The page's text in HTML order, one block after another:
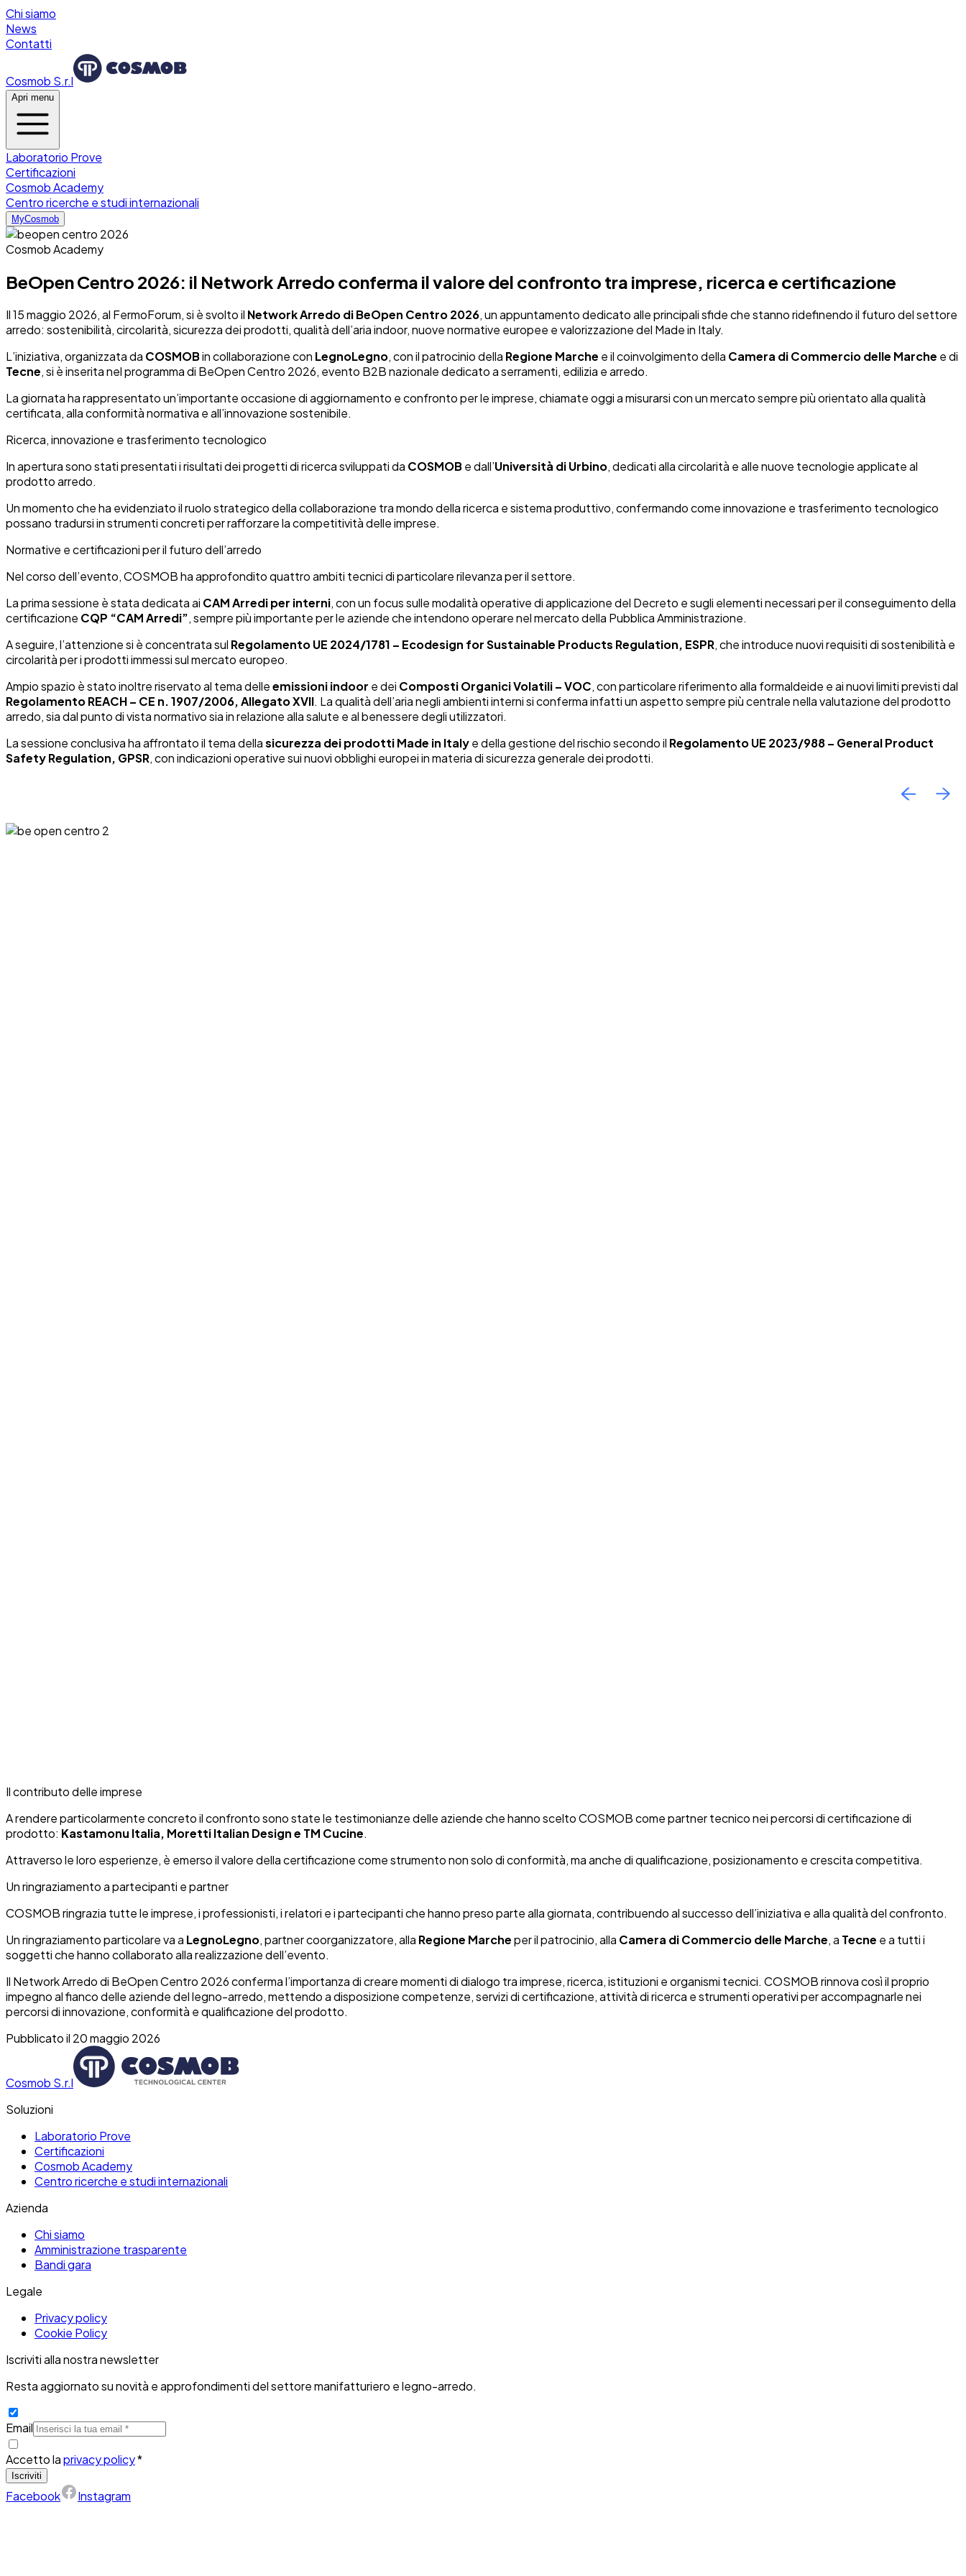
Chi siamo
News
Contatti
Cosmob S.r.l
Apri menu
Laboratorio Prove
Certificazioni
Cosmob Academy
Centro ricerche e studi internazionali
MyCosmob
Cosmob Academy
BeOpen Centro 2026: il Network Arredo conferma il valore del confronto tra imprese, ricerca e certificazione
Il 15 maggio 2026, al FermoForum, si è svolto il Network Arredo di BeOpen Centro 2026, un appuntamento dedicato alle principali sfide che stanno ridefinendo il futuro del settore
arredo: sostenibilità, circolarità, sicurezza dei prodotti, qualità dell’aria indoor, nuove normative europee e valorizzazione del Made in Italy.
L’iniziativa, organizzata da COSMOBin collaborazione con LegnoLegno, con il patrocinio della Regione Marche e il coinvolgimento della Camera di Commercio delle Marche e di
Tecne, si è inserita nel programma di BeOpen Centro 2026, evento B2B nazionale dedicato a serramenti, edilizia e arredo.
La giornata ha rappresentato un’importante occasione di aggiornamento e confronto per le imprese, chiamate oggi a misurarsi con un mercato sempre più orientato alla qualità
certificata, alla conformità normativa e all’innovazione sostenibile.
Ricerca, innovazione e trasferimento tecnologico
In apertura sono stati presentati i risultati dei progetti di ricerca sviluppati da COSMOBe dall’Università di Urbino, dedicati alla circolarità e alle nuove tecnologie applicate al
prodotto arredo.
Un momento che ha evidenziato il ruolo strategico della collaborazione tra mondo della ricerca e sistema produttivo, confermando come innovazione e trasferimento tecnologico
possano tradursi in strumenti concreti per rafforzare la competitività delle imprese.
Normative e certificazioni per il futuro dell’arredo
Nel corso dell’evento, COSMOB ha approfondito quattro ambiti tecnici di particolare rilevanza per il settore.
La prima sessione è stata dedicata ai CAM Arredi per interni, con un focus sulle modalità operative di applicazione del Decreto e sugli elementi necessari per il conseguimento della
certificazione CQP “CAM Arredi”, sempre più importante per le aziende che intendono operare nel mercato della Pubblica Amministrazione.
A seguire, l’attenzione si è concentrata sul Regolamento UE 2024/1781 – Ecodesign for Sustainable Products Regulation, ESPR, che introduce nuovi requisiti di sostenibilità e
circolarità per i prodotti immessi sul mercato europeo.
Ampio spazio è stato inoltre riservato al tema delleemissioni indoor e dei Composti Organici Volatili – VOC, con particolare riferimento alla formaldeide e ai nuovi limiti previsti dal
Regolamento REACH – CE n. 1907/2006, Allegato XVII. La qualità dell’aria negli ambienti interni si conferma infatti un aspetto sempre più centrale nella valutazione del prodotto
arredo, sia dal punto di vista normativo sia in relazione alla salute e al benessere degli utilizzatori.
La sessione conclusiva ha affrontato il tema dellasicurezza dei prodotti Made in Italye della gestione del rischio secondo il Regolamento UE 2023/988 – General Product
Safety Regulation, GPSR, con indicazioni operative sui nuovi obblighi europei in materia di sicurezza generale dei prodotti.
Il contributo delle imprese
A rendere particolarmente concreto il confronto sono state le testimonianze delle aziende che hanno scelto COSMOB come partner tecnico nei percorsi di certificazione di
prodotto: Kastamonu Italia, Moretti Italian Design e TM Cucine.
Attraverso le loro esperienze, è emerso il valore della certificazione come strumento non solo di conformità, ma anche di qualificazione, posizionamento e crescita competitiva.
Un ringraziamento a partecipanti e partner
COSMOB ringrazia tutte le imprese, i professionisti, i relatori e i partecipanti che hanno preso parte alla giornata, contribuendo al successo dell’iniziativa e alla qualità del confronto.
Un ringraziamento particolare va a LegnoLegno, partner coorganizzatore, alla Regione Marcheper il patrocinio, alla Camera di Commercio delle Marche, a Tecne e a tutti i
soggetti che hanno collaborato alla realizzazione dell’evento.
Il Network Arredo di BeOpen Centro 2026 conferma l’importanza di creare momenti di dialogo tra imprese, ricerca, istituzioni e organismi tecnici. COSMOB rinnova così il proprio
impegno al fianco delle aziende del legno-arredo, mettendo a disposizione competenze, servizi di certificazione, attività di ricerca e strumenti operativi per accompagnarle nei
percorsi di innovazione, conformità e qualificazione del prodotto.
Pubblicato il 20 maggio 2026
Cosmob S.r.l
Soluzioni
Laboratorio Prove
Certificazioni
Cosmob Academy
Centro ricerche e studi internazionali
Azienda
Chi siamo
Amministrazione trasparente
Bandi gara
Legale
Privacy policy
Cookie Policy
Iscriviti alla nostra newsletter
Resta aggiornato su novità e approfondimenti del settore manifatturiero e legno-arredo.
Email
Accetto laprivacy policy*
Iscriviti
Facebook Instagram